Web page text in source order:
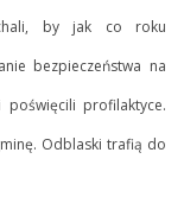
by jak co roku
bezpieczeństwa na
profilaktyce.
Odblaski trafią do